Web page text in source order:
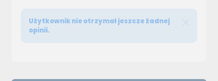
Użytkownik nie otrzymał jeszcze żadnej
opinii.